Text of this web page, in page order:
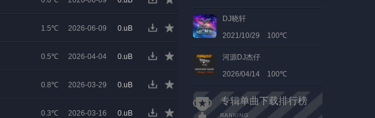
1.5℃ 2026-06-09 0.uB
0.5℃ 2026-04-04 0.uB
0.8℃ 2026-03-29 0.uB
0.3℃ 2026-03-16 0.uB
DJ晓轩
2021/10/29 100℃
河源DJ杰仔
2026/04/14 100℃
专辑单曲下载排行榜